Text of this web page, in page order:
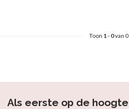
Toon 1- 0van 0
Als eerste op de hoogte